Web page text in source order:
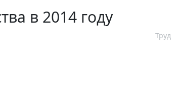
в 2014 году
Труд